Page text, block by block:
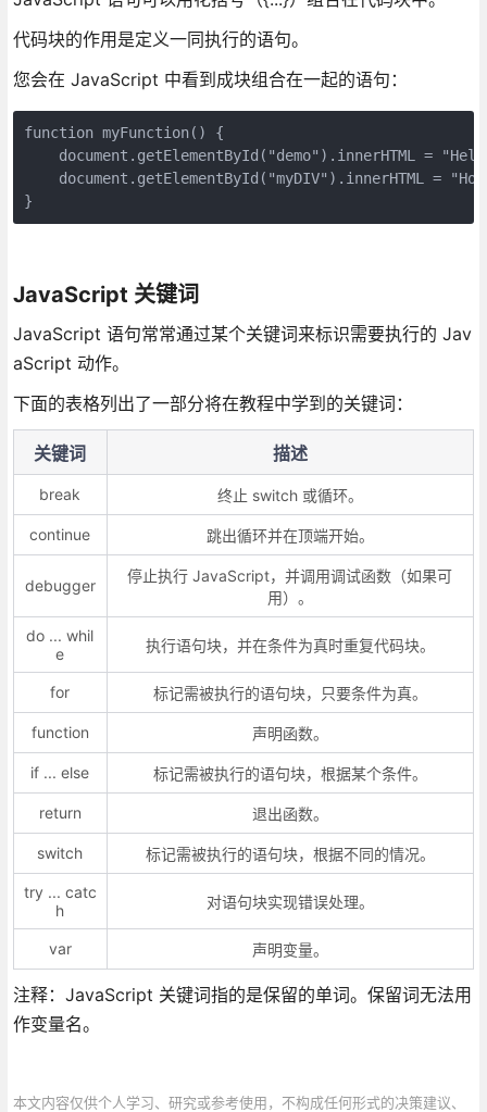
代码块的作用是定义一同执行的语句。
您会在 JavaScript 中看到成块组合在一起的语句：
function myFunction() {
document.getElementById("demo").innerHTML =
document.getElementById("myDIV").innerHTML =
}
JavaScript 关键词
JavaScript 语句常常通过某个关键词来标识需要执行的 Jav
aScript 动作。
下面的表格列出了一部分将在教程中学到的关键词：
关键词 描述
break 终止 switch 或循环。
continue 跳出循环并在顶端开始。
debugger
停止执行 JavaScript，并调用调试函数（如果可
用）。
do ... whil
e
执行语句块，并在条件为真时重复代码块。
for 标记需被执行的语句块，只要条件为真。
function 声明函数。
if ... else 标记需被执行的语句块，根据某个条件。
return 退出函数。
switch 标记需被执行的语句块，根据不同的情况。
try ... catc
h
对语句块实现错误处理。
var 声明变量。
注释：JavaScript 关键词指的是保留的单词。保留词无法用
作变量名。
本文内容仅供个人学习、研究或参考使用，不构成任何形式的决策建议、